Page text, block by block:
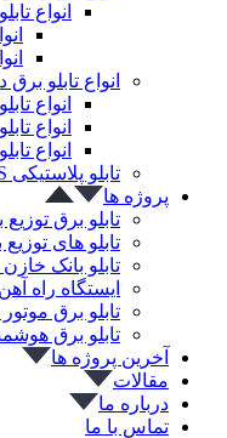
انواع
انواع تابلو برق
انواع
انواع
انواع
تابلو پلاستیکی ABS
پروژه ها
تابلو برق
تابلو های
تابلو بانک
ایستگاه راه
تابلو برق
تابلو برق
آخرین پروژه ها
مقالات
درباره ما
تماس با ما